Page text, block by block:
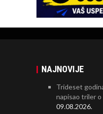
NAJNOVIJE
Trideset
napisao triler
09.08.2026.